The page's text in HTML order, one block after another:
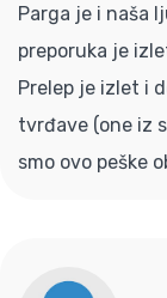
Parga je i naša
preporuka je
Prelep je izlet i
tvrđave (one iz
smo ovo peške